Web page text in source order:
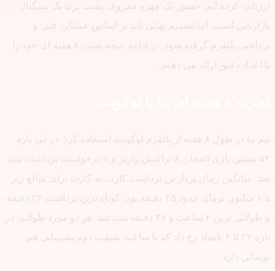
کرده ایم. حضور یک چهره معروف پشت برند یک سیگنال
است، اما تصمیم نهایی باید بر اساس عملکرد فنی و
پرداختی پلتفرم گرفته شود. در ادامه نتیجه تست ۸ هفته ای خود را
اعداد دقیق ارائه می دهیم.
تیم ما در طول ۸ هفته از پلتفرم لوکوبت استفاده کرد. در این بازه
۵۲ سشن بازی انفجار، ۸ تراکنش واریز و ۷ درخواست برداشت ثبت
میانگین زمان پردازش برداشت کارت به کارت برای مبالغ زیر
۱.۵ میلیون تومان حدود ۴۵ دقیقه بود؛ کوتاه ترین برداشت ۲۲ دقیقه
و طولانی ترین ۲ ساعت و ۳۸ دقیقه ثبت شد. هر دو مورد طولانی در
بازه ۲۲ تا ۲ بامداد رخ داد که با ساعت شیفت دوم پشتیبانی هم
دارد.